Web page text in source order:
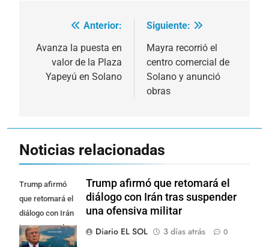
Navegación
de
entradas
Anterior:
Avanza la puesta en
valor de la Plaza
Yapeyú en Solano
Siguiente:
Mayra recorrió el
centro comercial de
Solano y anunció
obras
Noticias relacionadas
Trump afirmó
que retomará el
diálogo con Irán
tras suspender
una ofensiva
Trump afirmó que retomará el
diálogo con Irán tras suspender
una ofensiva militar
Diario EL SOL
3 días atrás 0